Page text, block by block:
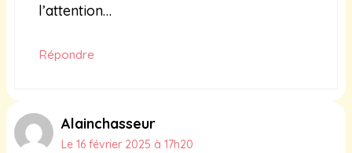
l’attention…
Répondre
Alainchasseur
Le 16 février 2025 à 17h20